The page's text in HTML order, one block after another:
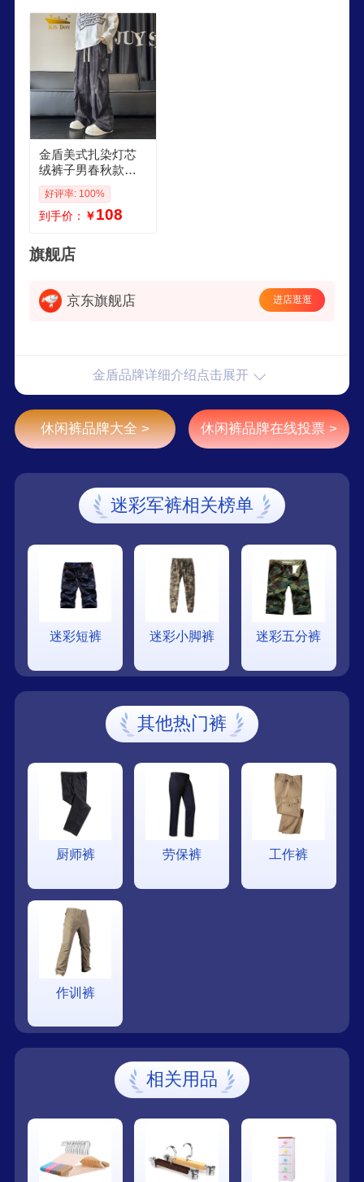
金盾美式扎染灯芯
绒裤子男春秋款潮
牌炸街痞帅工装裤hi
phop宽松阔腿裤 迷
彩黑色 M
好评率: 100%
到手价： ￥108
旗舰店
京东旗舰店 进店逛逛
金盾品牌详细介绍点击展开
休闲裤品牌大全 > 休闲裤品牌在线投票 >
迷彩军裤相关榜单
迷彩短裤 迷彩小脚裤 迷彩五分裤
其他热门裤
厨师裤 劳保裤 工作裤
作训裤
相关用品